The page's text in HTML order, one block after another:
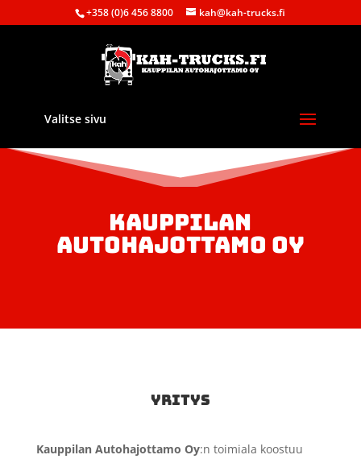
+358 (0)6 456 8800 kah@kah-trucks.fi
Valitse sivu
KAUPPILAN
AUTOHAJOTTAMO OY
YRITYS
Kauppilan Autohajottamo Oy:n toimiala koostuu